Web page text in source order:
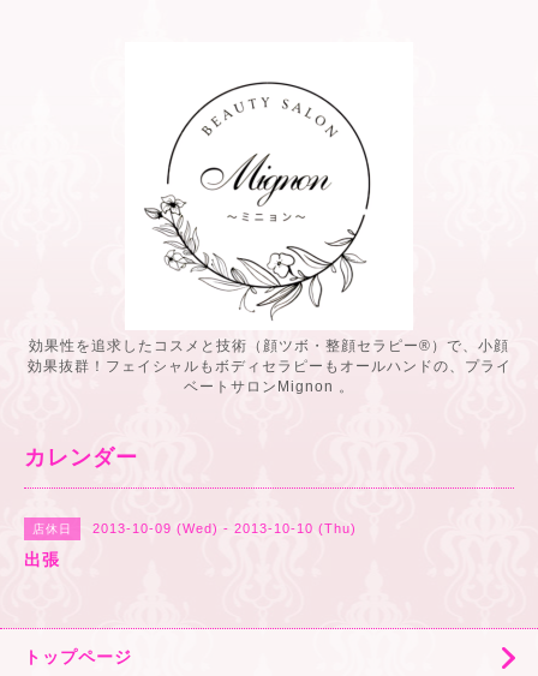
効果性を追求したコスメと技術（顔ツボ・整顔セラピー®️）で、小顔
効果抜群！フェイシャルもボディセラピーもオールハンドの、プライ
ベートサロンMignon 。
カレンダー
店休日 2013-10-09 (Wed) - 2013-10-10 (Thu)
出張
トップページ